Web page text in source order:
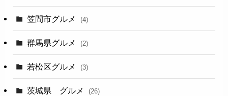
笠間市グルメ (4)
群馬県グルメ (2)
若松区グルメ (3)
茨城県 グルメ (26)